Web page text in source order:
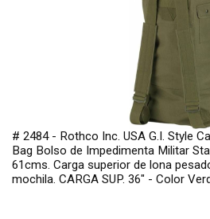
# 2484 - Rothco Inc. USA G.I. Style
Bag Bolso de Impedimenta Militar
61cms. Carga superior de lona
mochila. CARGA SUP. 36" - Color